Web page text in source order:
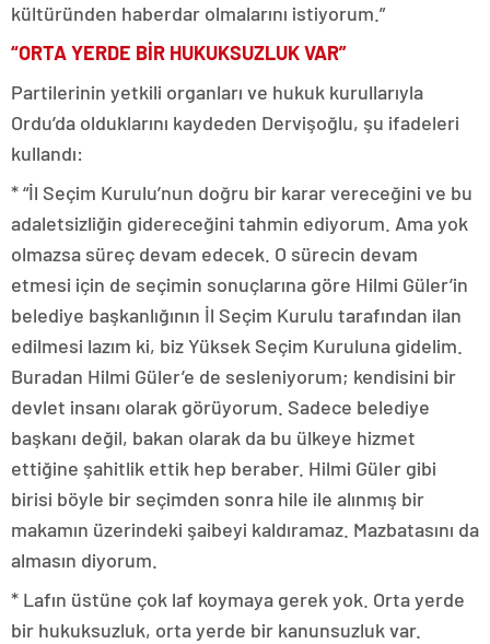
kültüründen haberdar olmalarını istiyorum.”
“ORTA YERDE BİR HUKUKSUZLUK VAR”
Partilerinin yetkili organları ve hukuk kurullarıyla
Ordu’da olduklarını kaydeden Dervişoğlu, şu ifadeleri
kullandı:
* “İl Seçim Kurulu’nun doğru bir karar vereceğini ve bu
adaletsizliğin gidereceğini tahmin ediyorum. Ama yok
olmazsa süreç devam edecek. O sürecin devam
etmesi için de seçimin sonuçlarına göre Hilmi Güler’in
belediye başkanlığının İl Seçim Kurulu tarafından ilan
edilmesi lazım ki, biz Yüksek Seçim Kuruluna gidelim.
Buradan Hilmi Güler’e de sesleniyorum; kendisini bir
devlet insanı olarak görüyorum. Sadece belediye
başkanı değil, bakan olarak da bu ülkeye hizmet
ettiğine şahitlik ettik hep beraber. Hilmi Güler gibi
birisi böyle bir seçimden sonra hile ile alınmış bir
makamın üzerindeki şaibeyi kaldıramaz. Mazbatasını da
almasın diyorum.
* Lafın üstüne çok laf koymaya gerek yok. Orta yerde
bir hukuksuzluk, orta yerde bir kanunsuzluk var.